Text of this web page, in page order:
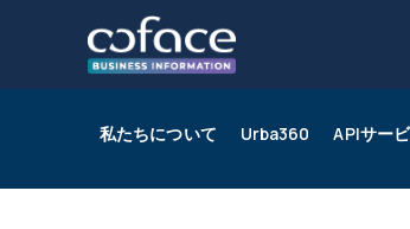
私たちについて Urba360 APIサー